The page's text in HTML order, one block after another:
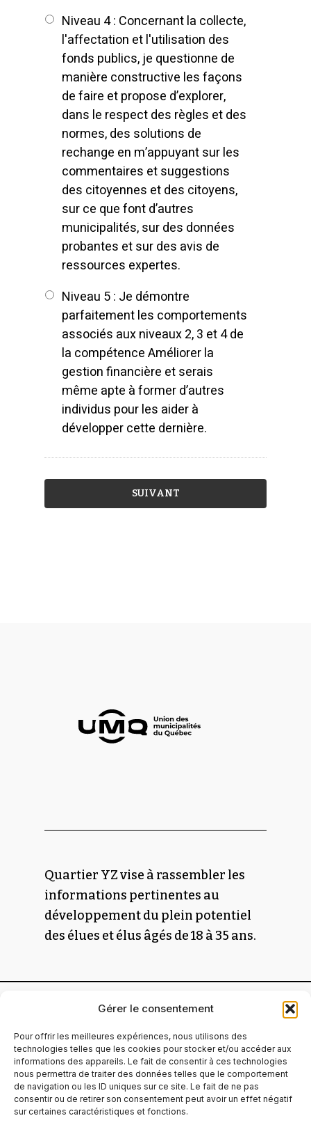
Gérer le consentement
Pour offrir les meilleures expériences, nous utilisons des
technologies telles que les cookies pour stocker et/ou accéder aux
informations des appareils. Le fait de consentir à ces technologies
nous permettra de traiter des données telles que le comportement
de navigation ou les ID uniques sur ce site. Le fait de ne pas
consentir ou de retirer son consentement peut avoir un effet négatif
sur certaines caractéristiques et fonctions.
Niveau 4 : Concernant la collecte,
l'affectation et l'utilisation des
fonds publics, je questionne de
manière constructive les façons
de faire et propose d’explorer,
dans le respect des règles et des
normes, des solutions de
rechange en m’appuyant sur les
commentaires et suggestions
des citoyennes et des citoyens,
sur ce que font d’autres
municipalités, sur des données
probantes et sur des avis de
ressources expertes.
Niveau 5 : Je démontre
parfaitement les comportements
associés aux niveaux 2, 3 et 4 de
la compétence Améliorer la
gestion financière et serais
même apte à former d’autres
individus pour les aider à
développer cette dernière.
Quartier YZ vise à rassembler les
informations pertinentes au
développement du plein potentiel
des élues et élus âgés de 18 à 35 ans.
Quartier YZ est financé par le Secrétariat
à la jeunesse.